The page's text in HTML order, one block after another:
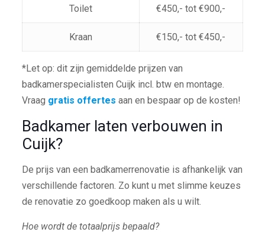
Toilet €450,- tot €900,-
Kraan €150,- tot €450,-
*Let op: dit zijn gemiddelde prijzen van
badkamerspecialisten Cuijk incl. btw en montage.
Vraag gratis offertes aan en bespaar op de kosten!
Badkamer laten verbouwen in
Cuijk?
De prijs van een badkamerrenovatie is afhankelijk van
verschillende factoren. Zo kunt u met slimme keuzes
de renovatie zo goedkoop maken als u wilt.
Hoe wordt de totaalprijs bepaald?